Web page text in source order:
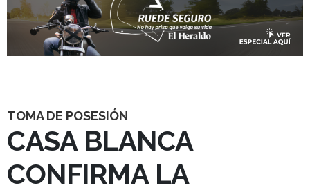
TOMA DE POSESIÓN
CASA BLANCA
CONFIRMA LA